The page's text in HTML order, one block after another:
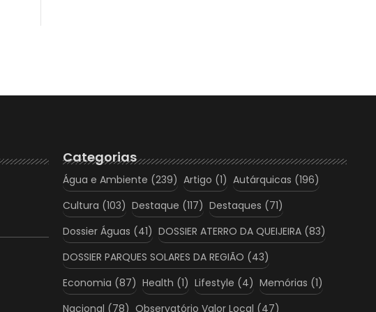
Categorias
Água e Ambiente (239) Artigo (1) Autárquicas (196)
Cultura (103) Destaque (117) Destaques (71)
Dossier Águas (41) DOSSIER ATERRO DA QUEIJEIRA (83)
DOSSIER PARQUES SOLARES DA REGIÃO (43)
Economia (87) Health (1) Lifestyle (4) Memórias (1)
Nacional (78) Observatório Valor Local (47)